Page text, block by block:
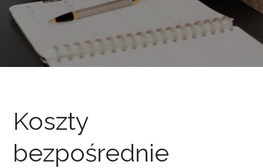
Koszty
bezpośrednie